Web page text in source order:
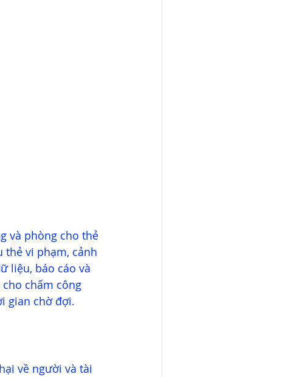
và phòng cho thẻ
thẻ vi phạm, cảnh
liệu, báo cáo và
chấm công
gian chờ đợi.
về người và tài